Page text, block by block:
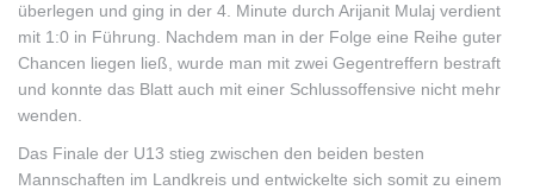
überlegen und ging in der 4. Minute durch Arijanit Mulaj verdient
mit 1:0 in Führung. Nachdem man in der Folge eine Reihe guter
Chancen liegen ließ, wurde man mit zwei Gegentreffern bestraft
und konnte das Blatt auch mit einer Schlussoffensive nicht mehr
wenden.
Das Finale der U13 stieg zwischen den beiden besten
Mannschaften im Landkreis und entwickelte sich somit zu einem